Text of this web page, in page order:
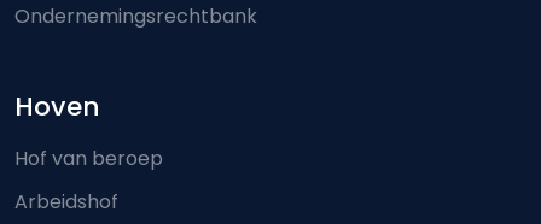
Ondernemingsrechtbank
Hoven
Hof van beroep
Arbeidshof